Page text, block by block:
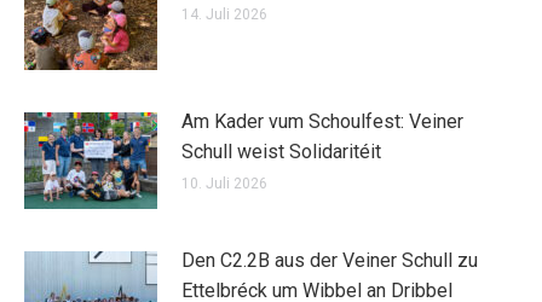
14. Juli 2026
Am Kader vum Schoulfest: Veiner
Schull weist Solidaritéit
10. Juli 2026
Den C2.2B aus der Veiner Schull zu
Ettelbréck um Wibbel an Dribbel